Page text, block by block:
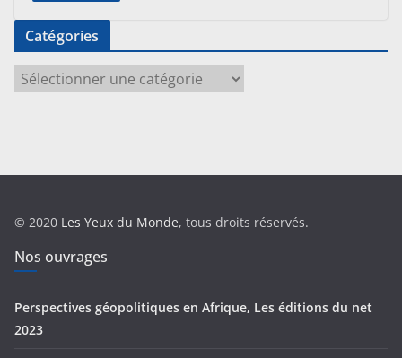
Catégories
a
e
s
© 2020 Les Yeux du Monde, tous droits réservés.
Nos ouvrages
Perspectives géopolitiques en Afrique, Les éditions du net
2023